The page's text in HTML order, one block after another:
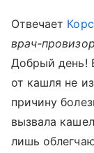
Отвечает
врач-провизор
Добрый день!
от кашля не
причину
вызвала
лишь